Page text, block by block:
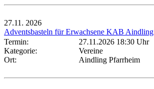
27.11. 2026
Adventsbasteln für Erwachsene KAB Aindling
Termin:
27.11.2026 18:30 Uhr
Kategorie:
Vereine
Ort:
Aindling Pfarrheim